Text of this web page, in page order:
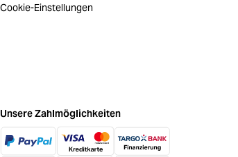
Cookie-Einstellungen
Unsere Zahlmöglichkeiten